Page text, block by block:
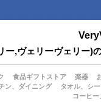
ー,ヴェリーヴェリー)
食品ギフトストア 楽器
ン、ダイニング
タオル、シ
コーヒ